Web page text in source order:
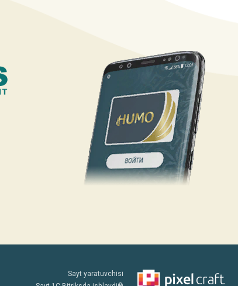
Sayt yaratuvchisi